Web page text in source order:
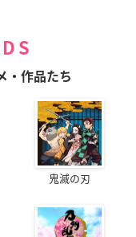
・作品たち
鬼滅の刃